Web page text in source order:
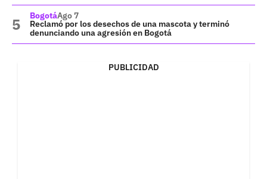
BogotáAgo 7
Reclamó por los desechos de una mascota y terminó
denunciando una agresión en Bogotá
PUBLICIDAD